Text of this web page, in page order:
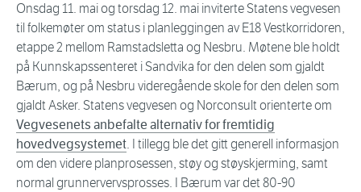
Onsdag 11. mai og torsdag 12. mai inviterte Statens vegvesen
til folkemøter om status i planleggingen av E18 Vestkorridoren,
etappe 2 mellom Ramstadsletta og Nesbru. Møtene ble holdt
på Kunnskapssenteret i Sandvika for den delen som gjaldt
Bærum, og på Nesbru videregående skole for den delen som
gjaldt Asker. Statens vegvesen og Norconsult orienterte om
Vegvesenets anbefalte alternativ for fremtidig
hovedvegsystemet. I tillegg ble det gitt generell informasjon
om den videre planprosessen, støy og støyskjerming, samt
normal grunnervervsprosses. I Bærum var det 80-90